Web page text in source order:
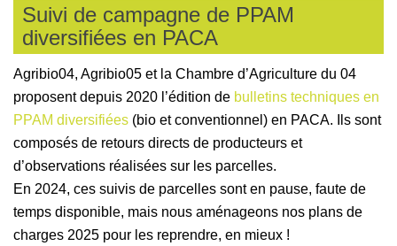
Suivi de campagne de PPAM
diversifiées en PACA
Agribio04, Agribio05 et la Chambre d’Agriculture du 04
proposent depuis 2020 l’édition de bulletins techniques en
PPAM diversifiées (bio et conventionnel) en PACA. Ils sont
composés de retours directs de producteurs et
d’observations réalisées sur les parcelles.
En 2024, ces suivis de parcelles sont en pause, faute de
temps disponible, mais nous aménageons nos plans de
charges 2025 pour les reprendre, en mieux !